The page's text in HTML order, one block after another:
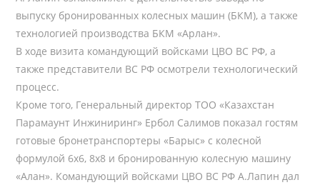
выпуску бронированных колесных машин (БКМ), а также
технологией производства БКМ «Арлан».
В ходе визита командующий войсками ЦВО ВС РФ, а
также представители ВС РФ осмотрели технологический
процесс.
Кроме того, Генеральный директор ТОО «Казахстан
Парамаунт Инжиниринг» Ербол Салимов показал гостям
готовые бронетранспортеры «Барыс» с колесной
формулой 6х6, 8х8 и бронированную колесную машину
«Алан». Командующий войсками ЦВО ВС РФ А.Лапин дал